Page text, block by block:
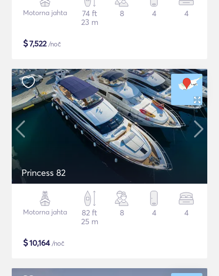
Motorna jahta
74 ft
23 m
8 4 4
$7,522/noč
Princess 82
Motorna jahta
82 ft
25 m
8 4 4
$10,164/noč